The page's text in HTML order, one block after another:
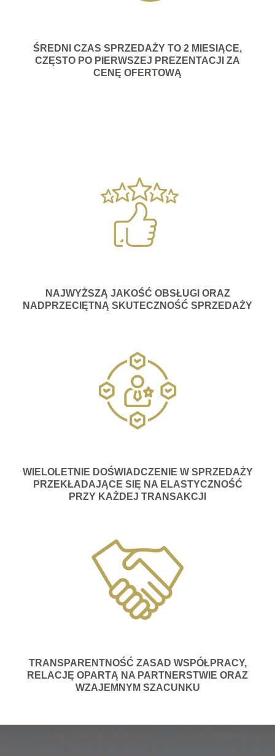
ŚREDNI CZAS SPRZEDAŻY TO 2 MIESIĄCE,
CZĘSTO PO PIERWSZEJ PREZENTACJI ZA
CENĘ OFERTOWĄ
NAJWYŻSZĄ JAKOŚĆ OBSŁUGI ORAZ
NADPRZECIĘTNĄ SKUTECZNOŚĆ SPRZEDAŻY
WIELOLETNIE DOŚWIADCZENIE W SPRZEDAŻY
PRZEKŁADAJĄCE SIĘ NA ELASTYCZNOŚĆ
PRZY KAŻDEJ TRANSAKCJI
TRANSPARENTNOŚĆ ZASAD WSPÓŁPRACY,
RELACJĘ OPARTĄ NA PARTNERSTWIE ORAZ
WZAJEMNYM SZACUNKU